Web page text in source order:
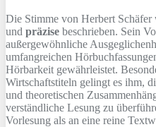
Die Stimme von Herbert
und präzise beschrieben. Sein
außergewöhnliche
umfangreichen
Hörbarkeit gewährleistet.
Wirtschaftstiteln gelingt es ihm,
und theoretischen
verständliche Lesung zu
Vorlesung als an eine reine